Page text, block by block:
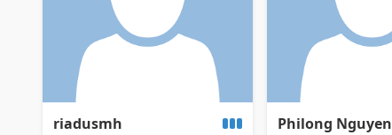
riadusmh Philong Nguyen